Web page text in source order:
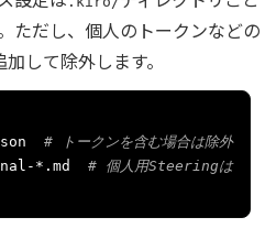
ただし、個人のトークンなどの
加して除外します。
# トークンを含む場合は除外
-*. md # 個人用Steeringは